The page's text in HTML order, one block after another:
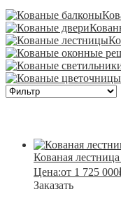
Кованая
Цена:от 1 725 000
Заказать